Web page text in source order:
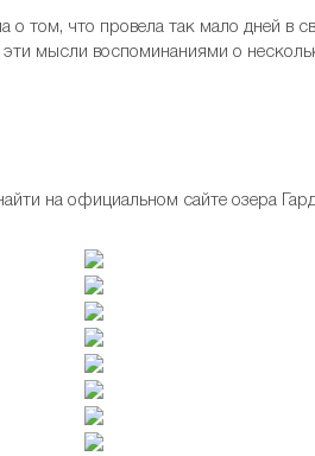
о том, что провела так мало дней в
мысли воспоминаниями о
на официальном сайте озера